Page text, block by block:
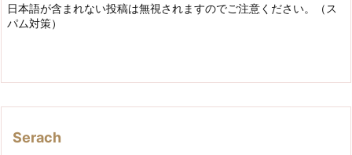
日本語が含まれない投稿は無視されますのでご注意ください。（ス
パム対策）
Serach